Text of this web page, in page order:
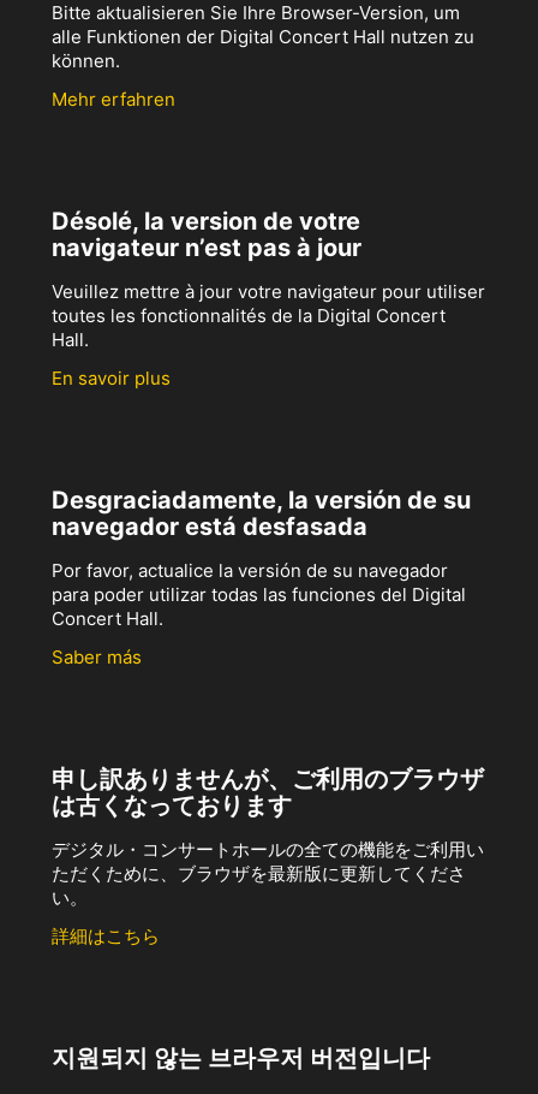
Bitte aktualisieren Sie Ihre Browser-Version, um
alle Funktionen der Digital Concert Hall nutzen zu
können.
Mehr erfahren
Désolé, la version de votre
navigateur n’est pas à jour
Veuillez mettre à jour votre navigateur pour utiliser
toutes les fonctionnalités de la Digital Concert
Hall.
En savoir plus
Desgraciadamente, la versión de su
navegador está desfasada
Por favor, actualice la versión de su navegador
para poder utilizar todas las funciones del Digital
Concert Hall.
Saber más
申し訳ありませんが、ご利用のブラウザ
は古くなっております
デジタル・コンサートホールの全ての機能をご利用い
ただくために、ブラウザを最新版に更新してくださ
い。
詳細はこちら
지원되지 않는 브라우저 버전입니다